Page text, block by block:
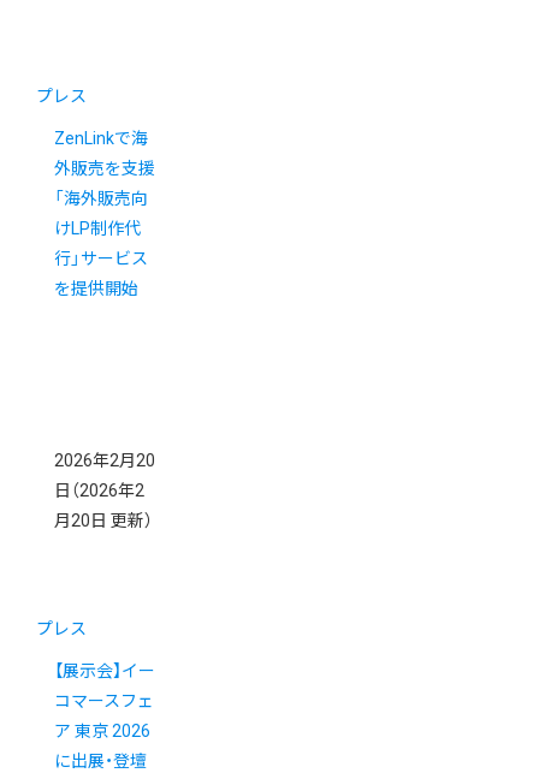
プレス
ZenLinkで海
外販売を支援
「海外販売向
けLP制作代
行」サービス
を提供開始
2026年2月20
日 （2026年2
月20日 更新）
プレス
【展示会】イー
コマースフェ
ア 東京 2026
に出展・登壇